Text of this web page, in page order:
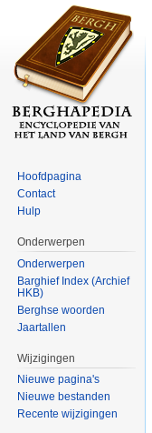
Hoofdpagina
Contact
Hulp
Onderwerpen
Onderwerpen
Barghief Index (Archief
HKB)
Berghse woorden
Jaartallen
Wijzigingen
Nieuwe pagina's
Nieuwe bestanden
Recente wijzigingen